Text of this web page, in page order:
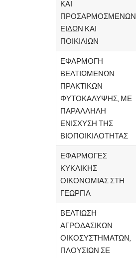
ΚΑΙ
ΠΡΟΣΑΡΜΟΣΜΕΝΩΝ
ΕΙΔΩΝ ΚΑΙ
ΠΟΙΚΙΛΙΩΝ
ΕΦΑΡΜΟΓΗ
ΒΕΛΤΙΩΜΕΝΩΝ
ΠΡΑΚΤΙΚΩΝ
ΦΥΤΟΚΑΛΥΨΗΣ, ΜΕ
ΠΑΡΑΛΛΗΛΗ
ΕΝΙΣΧΥΣΗ ΤΗΣ
ΒΙΟΠΟΙΚΙΛΟΤΗΤΑΣ
ΕΦΑΡΜΟΓΕΣ
ΚΥΚΛΙΚΗΣ
ΟΙΚΟΝΟΜΙΑΣ ΣΤΗ
ΓΕΩΡΓΙΑ
ΒΕΛΤΙΩΣΗ
ΑΓΡΟΔΑΣΙΚΩΝ
ΟΙΚΟΣΥΣΤΗΜΑΤΩΝ,
ΠΛΟΥΣΙΩΝ ΣΕ